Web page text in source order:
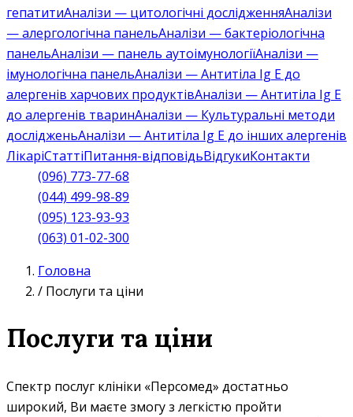
гепатитиАналізи — цитологічні дослідженняАналізи
— алергологічна панельАналізи — бактеріологічна
панельАналізи — панель аутоімунологіїАналізи —
імунологічна панельАналізи — Антитіла Ig E до
алергенів харчових продуктівАналізи — Антитіла Ig E
до алергенів тваринАналізи — Культуральні методи
дослідженьАналізи — Антитіла Ig E до інших алергенів
ЛікаріСтаттіПитання-відповідьВідгукиКонтакти
(096) 773-77-68
(044) 499-98-89
(095) 123-93-93
(063) 01-02-300
Головна
/ Послуги та ціни
Послуги та ціни
Спектр послуг клініки «Персомед» достатньо
широкий, Ви маєте змогу з легкістю пройти